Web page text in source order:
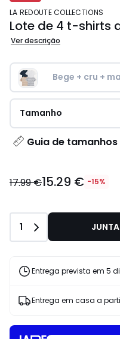
LA REDOUTE COLLECTIONS
Lote de 4 t-shirts
Ver descrição
Bege + cru +
Tamanho
Guia de tamanhos
€
17.99
€
de
desconto
17.99 €15.29 € -15%
Quantidade
1
Entrega prevista em 5
Entrega em casa a